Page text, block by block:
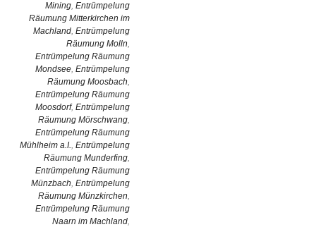
Mining, Entrümpelung
Räumung Mitterkirchen im
Machland, Entrümpelung
Räumung Molln,
Entrümpelung Räumung
Mondsee, Entrümpelung
Räumung Moosbach,
Entrümpelung Räumung
Moosdorf, Entrümpelung
Räumung Mörschwang,
Entrümpelung Räumung
Mühlheim a.I., Entrümpelung
Räumung Munderfing,
Entrümpelung Räumung
Münzbach, Entrümpelung
Räumung Münzkirchen,
Entrümpelung Räumung
Naarn im Machland,